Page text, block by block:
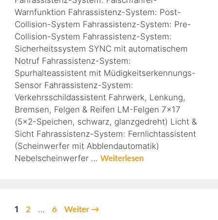
Warnfunktion Fahrassistenz-System: Post-
Collision-System Fahrassistenz-System: Pre-
Collision-System Fahrassistenz-System:
Sicherheitssystem SYNC mit automatischem
Notruf Fahrassistenz-System:
Spurhalteassistent mit Müdigkeitserkennungs-
Sensor Fahrassistenz-System:
Verkehrsschildassistent Fahrwerk, Lenkung,
Bremsen, Felgen & Reifen LM-Felgen 7×17
(5×2-Speichen, schwarz, glanzgedreht) Licht &
Sicht Fahrassistenz-System: Fernlichtassistent
(Scheinwerfer mit Abblendautomatik)
Nebelscheinwerfer … Weiterlesen
1 2 … 6 Weiter →